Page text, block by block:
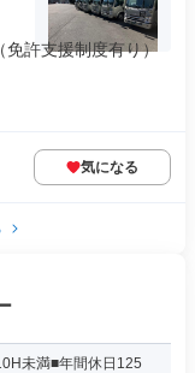
許支援制度有り）
気になる
未満■年間休日125